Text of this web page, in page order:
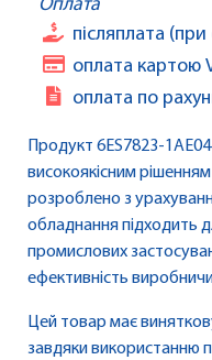
Оплата
післяплата
оплата картою
оплата по
Продукт 6ES7823-
високоякісним
розроблено з
обладнання підходить
промислових
ефективність
Цей товар має виняткову
завдяки використанню